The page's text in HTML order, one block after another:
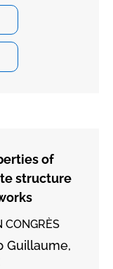
of
structure
CONGRÈS
Guillaume,